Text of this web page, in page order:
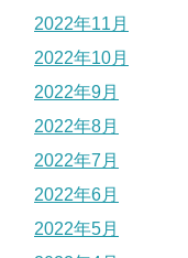
2022年11月
2022年10月
2022年9月
2022年8月
2022年7月
2022年6月
2022年5月